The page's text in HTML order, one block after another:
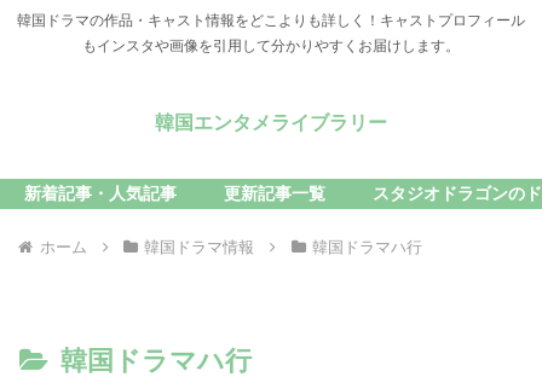
韓国ドラマの作品・キャスト情報をどこよりも詳しく！キャストプロフィール
もインスタや画像を引用して分かりやすくお届けします。
韓国エンタメライブラリー
新着記事・人気記事 更新記事一覧 スタジオドラゴンの
ホーム 韓国ドラマ情報 韓国ドラマハ行
韓国ドラマハ行